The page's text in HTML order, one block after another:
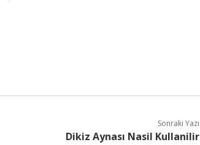
Sonraki Yazı
Dikiz Aynası Nasil Kullanilir